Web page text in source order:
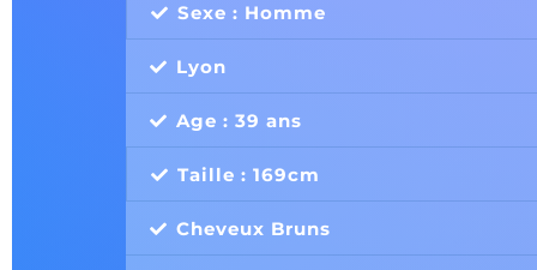
Sexe : Homme
Lyon
Age : 39 ans
Taille : 169cm
Cheveux Bruns